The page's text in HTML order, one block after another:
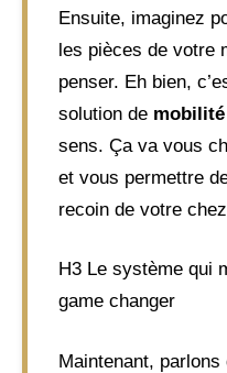
Ensuite, imaginez
les pièces de votre
penser. Eh bien,
solution de
sens. Ça va vous
et vous permettre
recoin de votre
H3 Le système qui
game changer
Maintenant, parlons